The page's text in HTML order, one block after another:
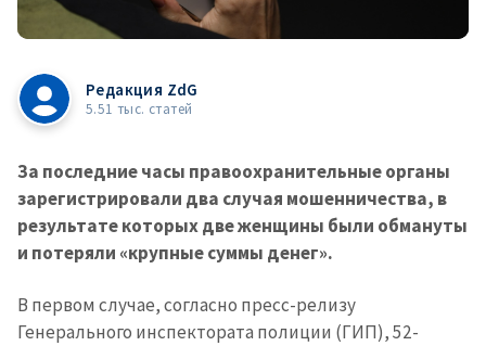
Редакция ZdG
5.51 тыс. статей
За последние часы правоохранительные органы
зарегистрировали два случая мошенничества, в
результате которых две женщины были обмануты
и потеряли «крупные суммы денег».
В первом случае, согласно пресс-релизу
Генерального инспектората полиции (ГИП), 52-